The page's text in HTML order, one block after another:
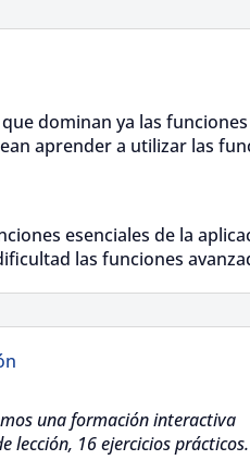
dominan ya las funciones
aprender a utilizar las
esenciales de la
las funciones
una formación interactiva
lección, 16 ejercicios prácticos.